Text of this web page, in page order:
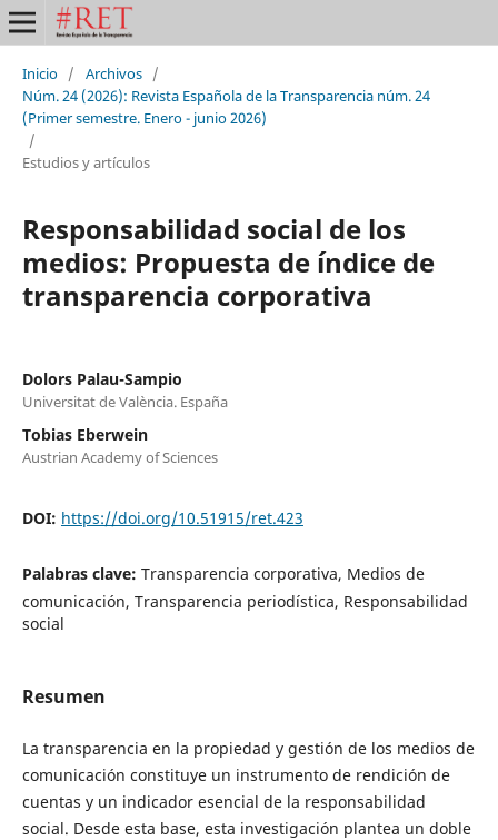
Inicio / Archivos /
Núm. 24 (2026): Revista Española de la Transparencia núm. 24
(Primer semestre. Enero - junio 2026)
/
Estudios y artículos
Responsabilidad social de los
medios: Propuesta de índice de
transparencia corporativa
Dolors Palau-Sampio
Universitat de València. España
Tobias Eberwein
Austrian Academy of Sciences
DOI: https://doi.org/10.51915/ret.423
Palabras clave: Transparencia corporativa, Medios de
comunicación, Transparencia periodística, Responsabilidad
social
Resumen
La transparencia en la propiedad y gestión de los medios de
comunicación constituye un instrumento de rendición de
cuentas y un indicador esencial de la responsabilidad
social. Desde esta base, esta investigación plantea un doble